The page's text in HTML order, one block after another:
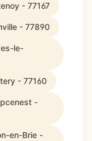
- 77167
- 77890
le-
- 77160
-
en-Brie -